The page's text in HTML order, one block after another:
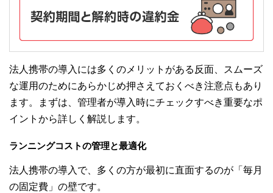
法人携帯の導入には多くのメリットがある反面、スムーズ
な運用のためにあらかじめ押さえておくべき注意点もあり
ます。まずは、管理者が導入時にチェックすべき重要なポ
イントから詳しく解説します。
ランニングコストの管理と最適化
法人携帯の導入で、多くの方が最初に直面するのが「毎月
の固定費」の壁です。